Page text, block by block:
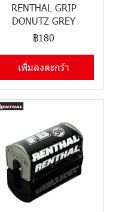
RENTHAL GRIP
DONUTZ GREY
฿180
เพิ่มลงตะกร้า